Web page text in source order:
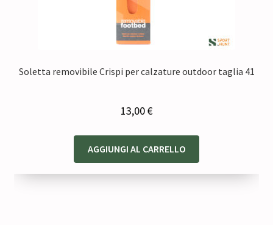
Soletta removibile Crispi per calzature outdoor taglia 41
13,00€
AGGIUNGI AL CARRELLO